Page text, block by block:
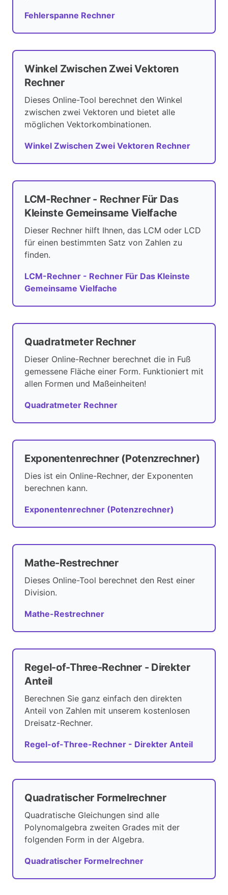
Fehlerspanne Rechner
Winkel Zwischen Zwei Vektoren
Rechner
Dieses Online-Tool berechnet den Winkel
zwischen zwei Vektoren und bietet alle
möglichen Vektorkombinationen.
Winkel Zwischen Zwei Vektoren Rechner
LCM-Rechner - Rechner Für Das
Kleinste Gemeinsame Vielfache
Dieser Rechner hilft Ihnen, das LCM oder LCD
für einen bestimmten Satz von Zahlen zu
finden.
LCM-Rechner - Rechner Für Das Kleinste
Gemeinsame Vielfache
Quadratmeter Rechner
Dieser Online-Rechner berechnet die in Fuß
gemessene Fläche einer Form. Funktioniert mit
allen Formen und Maßeinheiten!
Quadratmeter Rechner
Exponentenrechner (Potenzrechner)
Dies ist ein Online-Rechner, der Exponenten
berechnen kann.
Exponentenrechner (Potenzrechner)
Mathe-Restrechner
Dieses Online-Tool berechnet den Rest einer
Division.
Mathe-Restrechner
Regel-of-Three-Rechner - Direkter
Anteil
Berechnen Sie ganz einfach den direkten
Anteil von Zahlen mit unserem kostenlosen
Dreisatz-Rechner.
Regel-of-Three-Rechner - Direkter Anteil
Quadratischer Formelrechner
Quadratische Gleichungen sind alle
Polynomalgebra zweiten Grades mit der
folgenden Form in der Algebra.
Quadratischer Formelrechner